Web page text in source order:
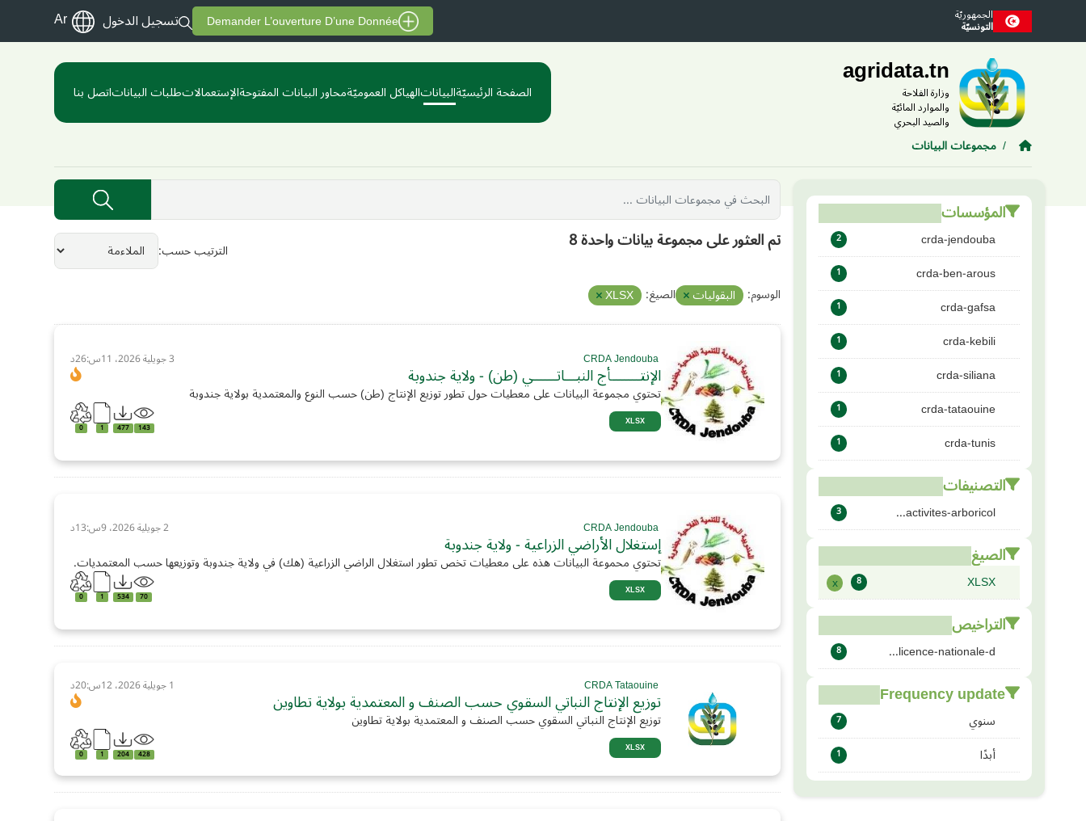
Skip to main contentالجمهوريّة
التونسيّة Demander L’ouverture D’une Donnée تسجيل الدخول Ar
agridata.tn
وزارة الفلاحة
والموارد المائيّة
والصيد البحري
الصفحة الرئيسيّةالبياناتالهياكل العموميّةمحاور البيانات المفتوحةالإستعمالاتطلبات البياناتاتصل بنا
مجموعات البيانات
المؤسسات
crda-jendouba
2
crda-ben-arous
1
crda-gafsa
1
crda-kebili
1
crda-siliana
1
crda-tataouine
1
crda-tunis
1
التصنيفات
activites-arboricol...
3
الصيغ
XLSX
8
x
التراخيص
licence-nationale-d...
8
Frequency update
سنوي 7
أبدًا 1
الترتيب حسب تم العثور على مجموعة بيانات واحدة 8
الوسوم: البقوليات الصيغ: XLSX
3 جويلية 2026، 11س:26د
الإنتـــــــأج النبـــاتــــــي (طن) - ولاية جندوبة
تحتوي مجموعة البيانات على معطيات حول تطور توزيع الإنتاج (طن) حسب النوع والمعتمدية بولاية جندوبة
XLSX
143
477
1
0
2 جويلية 2026، 9س:13د
إستغلال الأراضي الزراعية - ولاية جندوبة
تحتوي محموعة البيانات هذه على معطيات تخص تطور استغلال الراضي الزراعية (هك) في ولاية جندوبة وتوزيعها حسب المعتمديات.
XLSX
70
534
1
0
1 جويلية 2026، 12س:20د
توزيع الإنتاج النباتي السقوي حسب الصنف و المعتمدية بولاية تطاوين
توزيع الإنتاج النباتي السقوي حسب الصنف و المعتمدية بولاية تطاوين
XLSX
428
204
1
0